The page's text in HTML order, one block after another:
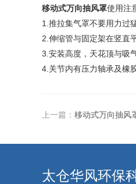
移动式万向抽风罩使用注
1.推拉集气罩不要用力过猛
2.伸缩管与固定架在竖直
3.安装高度，天花顶与吸
4.关节内有压力轴承及橡
上一篇： 移动式万向抽风
太仓华风环保